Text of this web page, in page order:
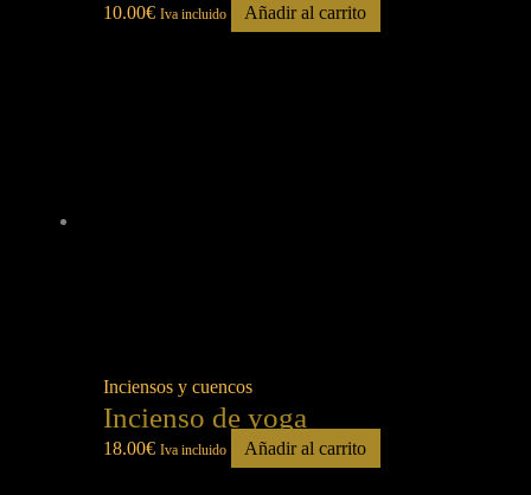
10.00€ Iva incluido Añadir al carrito
Inciensos y cuencos
Incienso de yoga
18.00€ Iva incluido Añadir al carrito